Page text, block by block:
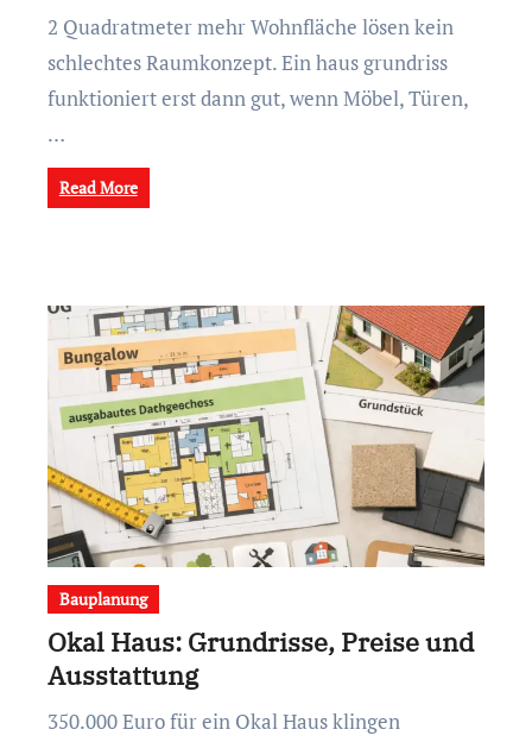
2 Quadratmeter mehr Wohnfläche lösen kein
schlechtes Raumkonzept. Ein haus grundriss
funktioniert erst dann gut, wenn Möbel, Türen,
…
Read More
Bauplanung
Okal Haus: Grundrisse, Preise und
Ausstattung
350.000 Euro für ein Okal Haus klingen